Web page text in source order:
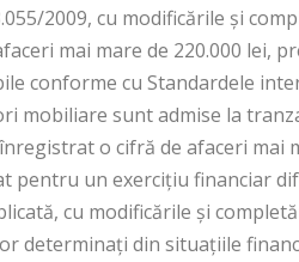
2009, cu modificările şi
mai mare de 220.000 lei,
conforme cu Standardele
mobiliare sunt admise la
o cifră de afaceri mai
pentru un exerciţiu financiar
cu modificările şi
determinaţi din situaţiile